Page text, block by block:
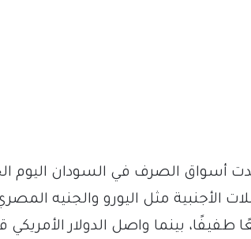
أسواق الصرف في السودان اليوم
الأجنبية مثل اليورو والجنيه
طفيفًا، بينما واصل الدولار